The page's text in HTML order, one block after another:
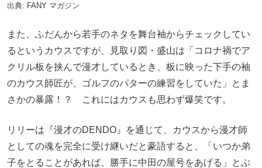
出典: FANY マガジン
また、ふだんから若手のネタを舞台袖からチェックしてい
るというカウスですが、見取り図・盛山は「コロナ禍でア
クリル板を挟んで漫才しているとき、板に映った下手の袖
のカウス師匠が、ゴルフのパターの練習をしていた」とま
さかの暴露！？ これにはカウスも思わず爆笑です。
リリーは『漫才のDENDO』を通じて、カウスから漫才師
としての魂を完全に受け継いだと豪語すると、「いつか弟
子をとることがあれば、勝手に中田の屋号をあげる」とぶ